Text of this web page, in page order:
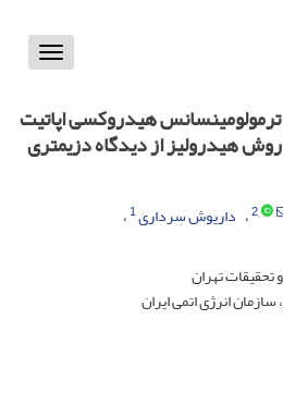
Toggle
ترمولومینسانس هیدروکسی اپاتیت
هیدرولیز از دیدگاه دزیمتری
2 داریوش سرداری1
تحقیقات تهران
انرژی اتمی ایران